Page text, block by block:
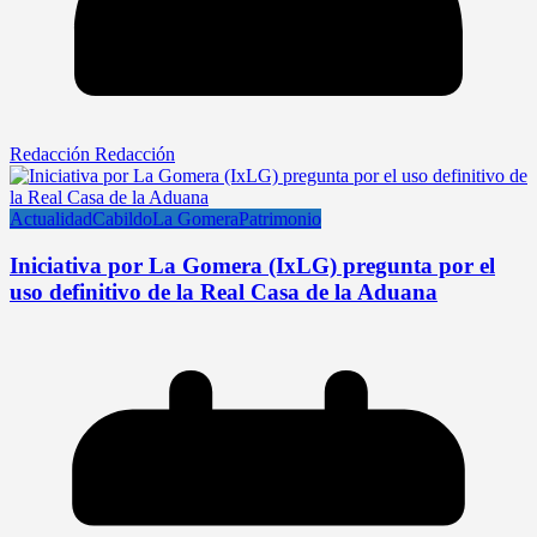
Redacción Redacción
ActualidadCabildoLa GomeraPatrimonio
Iniciativa por La Gomera (IxLG) pregunta por el
uso definitivo de la Real Casa de la Aduana